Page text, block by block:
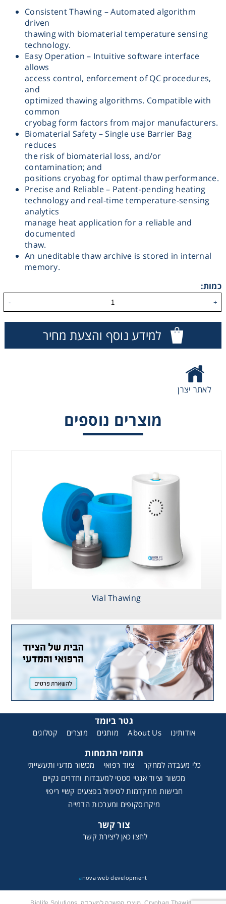
Consistent Thawing – Automated algorithm
driven
thawing with biomaterial temperature sensing
technology.
Easy Operation – Intuitive software interface
allows
access control, enforcement of QC procedures,
and
optimized thawing algorithms. Compatible with
common
cryobag form factors from major manufacturers.
Biomaterial Safety – Single use Barrier Bag
reduces
the risk of biomaterial loss, and/or
contamination; and
positions cryobag for optimal thaw performance.
Precise and Reliable – Patent-pending heating
technology and real-time temperature-sensing
analytics
manage heat application for a reliable and
documented
thaw.
An uneditable thaw archive is stored in internal
memory.
כמות:
+
-
למידע נוסף והצעת מחיר
לאתר יצרן
מוצרים נוספים
Vial Thawing
גטר ביומד
אודותינו About Us מותגים מוצרים קטלוגים
תחומי התמחות
כלי מעבדה למחקר ציוד רפואי
מכשור מדעי ותעשייתי
מכשור וציוד אנטי סטטי למעבדות וחדרים נקיים
חבישות מתקדמות לטיפול בפצעים קשיי ריפוי
מיקרוסקופים ומערכות הדמייה
צור קשר
לחצו כאן ליצירת קשר
a nova web development
Vial Thawing
Washing
Lab Essentials
Filtration
Glassware
Liquid Handling
Plasticware